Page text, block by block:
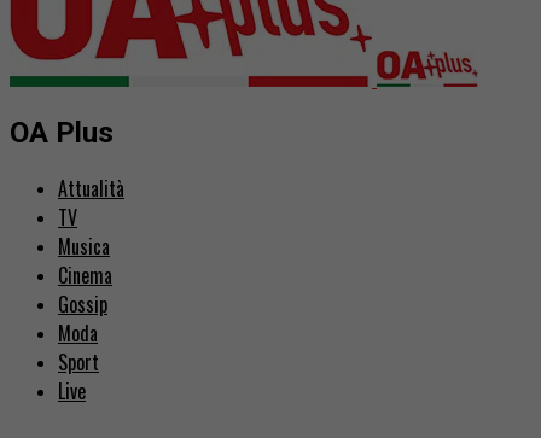
OA Plus
Attualità
TV
Musica
Cinema
Gossip
Moda
Sport
Live